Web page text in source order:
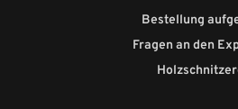
Bestellung
Fragen an den